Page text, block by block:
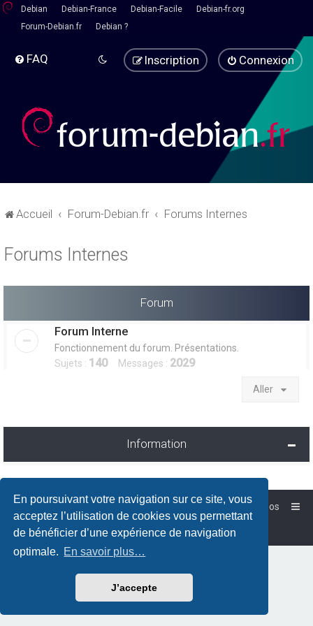
En poursuivant votre navigation sur ce site, vous
acceptez l’utilisation de cookies vous permettant
de bénéficier d’une expérience de navigation
optimale. En savoir plus…
J’accepte
Debian Debian-France Debian-Facile
Debian-fr.org
Forum-Debian.fr
Debian ?
FAQ Connexion
Inscription
Accueil Forum-Debian.fr Forums Internes
Forums Internes
Forum
Forum Interne
Fonctionnement du forum. Présentations.
Sujets : 140Messages : 2029
Aller
Information
Accueil Forum-Debian.fr
À propos
Powered by phpBB™
Traduction française officielle©Qiaeru